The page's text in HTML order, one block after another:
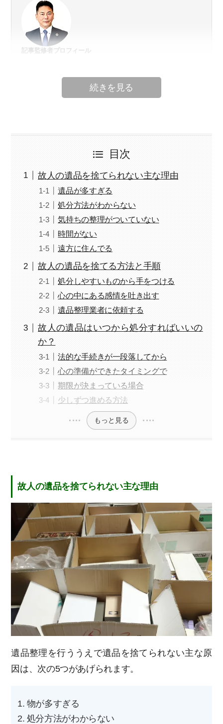
記事監修者プロフィール
掃に携わる。手がけた遺品整理で発見された貴重品のうち、お
返ししたタンス預金の合計だけでも3億3千万円にも上り、貴金
属などの有価物を含むと5億円近くの金品を依頼者の手元に返し
い。また不動産の処分も一括で請け負い、いわるゆ「負動産」
一般社団法人ALL JAPANTRADING 理事
一般社団法人家財整理相談窓口会員
宅地建物取引士（日本都市住宅販売株式会社代表取締役）
株式会社RISE プロアシスト東日本
代表 仲井
目次
故人の遺品を捨てられない主な理由
遺品が多すぎる
処分方法がわからない
気持ちの整理がついていない
時間がない
遠方に住んでる
故人の遺品を捨てる方法と手順
処分しやすいものから手をつける
心の中にある感情を吐き出す
遺品整理業者に依頼する
故人の遺品はいつから処分すればいいの
か？
法的な手続きが一段落してから
心の準備ができたタイミングで
期限が決まっている場合
少しずつ進める方法
もっと見る
故人の遺品を捨てられない主な理由
遺品整理を行ううえで遺品を捨てられない主な原
因は、次の5つがあげられます。
物が多すぎる
処分方法がわからない